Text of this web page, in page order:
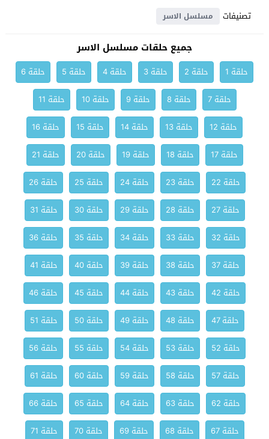
تصنيفات
مسلسل الاسر
جميع حلقات مسلسل الاسر
حلقة 1 حلقة 2 حلقة 3 حلقة 4 حلقة 5
حلقة 6
حلقة 7
حلقة 8 حلقة 9 حلقة 10
حلقة 11
حلقة 12
حلقة 13 حلقة 14 حلقة 15
حلقة 16
حلقة 17
حلقة 18 حلقة 19 حلقة 20
حلقة 21
حلقة 22
حلقة 23 حلقة 24 حلقة 25
حلقة 26
حلقة 27
حلقة 28 حلقة 29 حلقة 30
حلقة 31
حلقة 32
حلقة 33 حلقة 34 حلقة 35
حلقة 36
حلقة 37
حلقة 38 حلقة 39 حلقة 40
حلقة 41
حلقة 42
حلقة 43 حلقة 44 حلقة 45
حلقة 46
حلقة 47
حلقة 48 حلقة 49 حلقة 50
حلقة 51
حلقة 52
حلقة 53 حلقة 54 حلقة 55
حلقة 56
حلقة 57
حلقة 58 حلقة 59 حلقة 60
حلقة 61
حلقة 62
حلقة 63 حلقة 64 حلقة 65
حلقة 66
حلقة 67
حلقة 68 حلقة 69 حلقة 70
حلقة 71